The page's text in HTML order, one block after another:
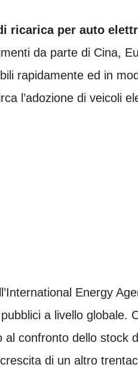
ricarica per auto
da parte di Cina,
rapidamente ed in
l’adozione di veicoli
Energy
a livello globale.
confronto dello stock
di un altro